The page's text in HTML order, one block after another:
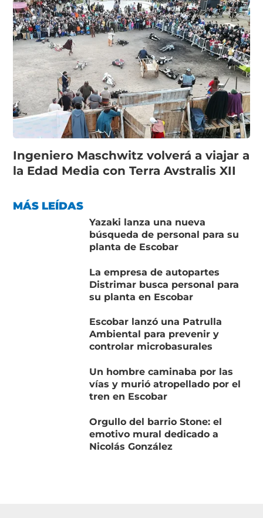
Ingeniero Maschwitz volverá a viajar a
la Edad Media con Terra Avstralis XII
MÁS LEÍDAS
Yazaki lanza una nueva
búsqueda de personal para su
planta de Escobar
La empresa de autopartes
Distrimar busca personal para
su planta en Escobar
Escobar lanzó una Patrulla
Ambiental para prevenir y
controlar microbasurales
Un hombre caminaba por las
vías y murió atropellado por el
tren en Escobar
Orgullo del barrio Stone: el
emotivo mural dedicado a
Nicolás González